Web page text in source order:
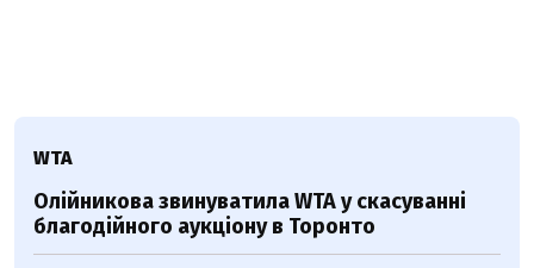
WTA
Олійникова звинуватила WTA у скасуванні
благодійного аукціону в Торонто